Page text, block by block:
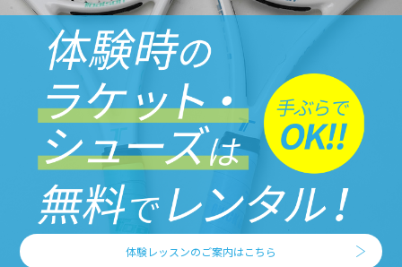
体験レッスンのご案内はこちら